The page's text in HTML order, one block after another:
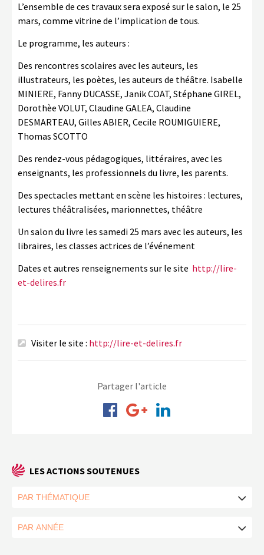
L’ensemble de ces travaux sera exposé sur le salon, le 25
mars, comme vitrine de l’implication de tous.
Le programme, les auteurs :
Des rencontres scolaires avec les auteurs, les
illustrateurs, les poètes, les auteurs de théâtre. Isabelle
MINIERE, Fanny DUCASSE, Janik COAT, Stéphane GIREL,
Dorothèe VOLUT, Claudine GALEA, Claudine
DESMARTEAU, Gilles ABIER, Cecile ROUMIGUIERE,
Thomas SCOTTO
Des rendez-vous pédagogiques, littéraires, avec les
enseignants, les professionnels du livre, les parents.
Des spectacles mettant en scène les histoires : lectures,
lectures théâtralisées, marionnettes, théâtre
Un salon du livre les samedi 25 mars avec les auteurs, les
libraires, les classes actrices de l’événement
Dates et autres renseignements sur le site http://lire-
et-delires.fr
Visiter le site : http://lire-et-delires.fr
Partager l'article
LES ACTIONS SOUTENUES